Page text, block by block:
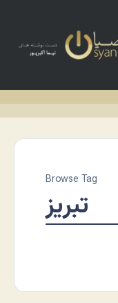
Browse Tag
تبریز